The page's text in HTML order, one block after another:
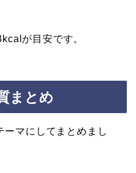
が目安です。
まとめ
ーマにしてまとめまし